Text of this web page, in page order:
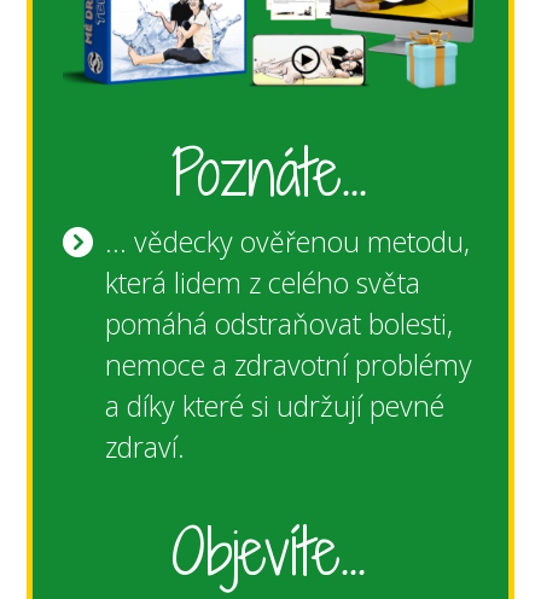
Poznáte...
... vědecky ověřenou metodu,
která lidem z celého světa
pomáhá odstraňovat bolesti,
nemoce a zdravotní problémy
a díky které si udržují pevné
zdraví.
Objevíte...